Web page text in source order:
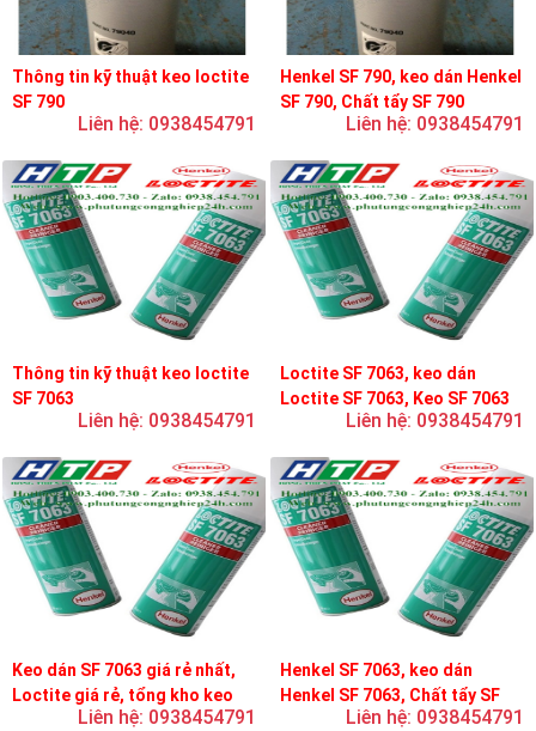
Thông tin kỹ thuật keo loctite
SF 790
Liên hệ: 0938454791
Henkel SF 790, keo dán Henkel
SF 790, Chất tẩy SF 790
Liên hệ: 0938454791
Thông tin kỹ thuật keo loctite
SF 7063
Liên hệ: 0938454791
Loctite SF 7063, keo dán
Loctite SF 7063, Keo SF 7063
Liên hệ: 0938454791
Keo dán SF 7063 giá rẻ nhất,
Loctite giá rẻ, tổng kho keo
Liên hệ: 0938454791
Henkel SF 7063, keo dán
Henkel SF 7063, Chất tẩy SF
Liên hệ: 0938454791